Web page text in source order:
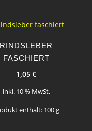
RINDSLEBER
FASCHIERT
1,05€
inkl. 10 % MwSt.
enthält: 100g